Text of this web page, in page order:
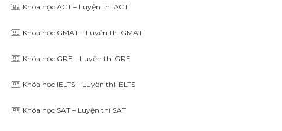
Khóa học ACT – Luyện thi ACT
Khóa học GMAT – Luyện thi GMAT
Khóa học GRE – Luyện thi GRE
Khóa học IELTS – Luyện thi IELTS
Khóa học SAT – Luyện thi SAT